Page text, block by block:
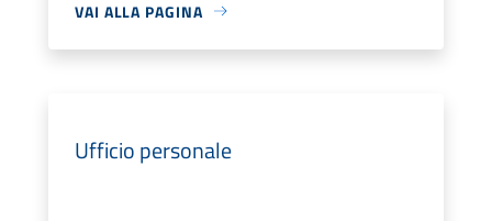
VAI ALLA PAGINA
Ufficio personale